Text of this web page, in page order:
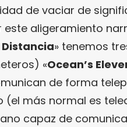
de vaciar de
este aligeramiento
Distancia» tenemos
«Ocean’s
de forma
(el más normal es
capaz de